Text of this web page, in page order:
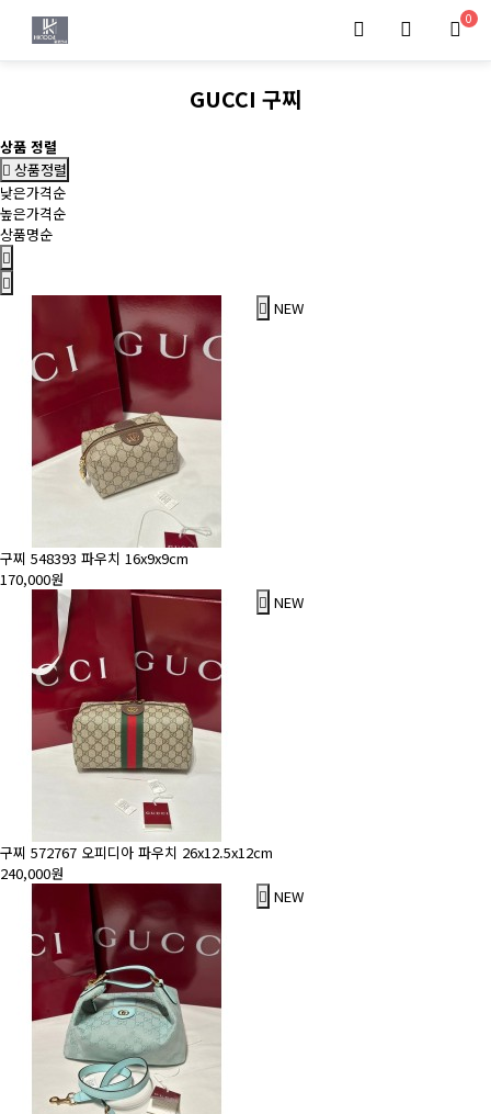
0
GUCCI 구찌
상품 정렬
상품정렬
낮은가격순
높은가격순
상품명순
NEW
구찌 548393 파우치 16x9x9cm
170,000원
NEW
구찌 572767 오피디아 파우치 26x12.5x12cm
240,000원
NEW